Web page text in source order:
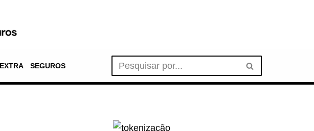
SEGUROS